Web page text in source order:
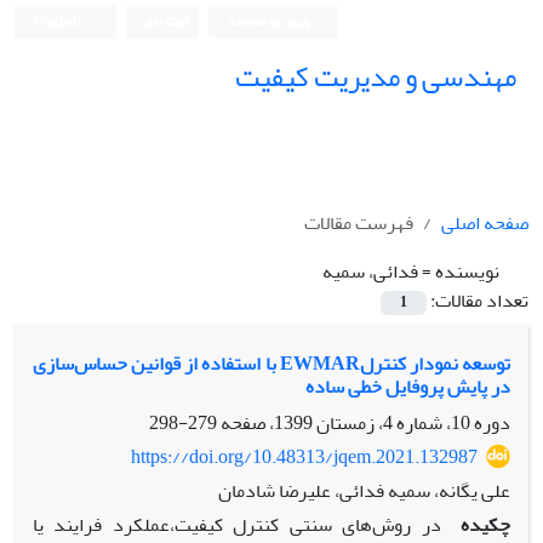
مهندسی و مدیریت کیفیت
صفحه اصلی
فهرست مقالات
نویسنده =فدائی، سمیه
تعداد مقالات:
1
توسعه نمودار کنترلEWMAR با استفاده از قوانین حساس‌سازی
در پایش پروفایل خطی ساده
دوره 10، شماره 4، زمستان 1399، صفحه
279-298
https://doi.org/10.48313/jqem.2021.132987
علی یگانه، سمیه فدائی، علیرضا شادمان
چکیده در روش‌های سنتی کنترل کیفیت،عملکرد فرایند یا